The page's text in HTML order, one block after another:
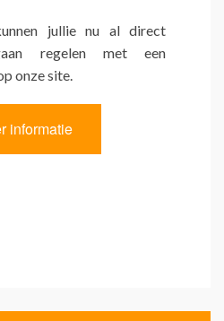
jullie nu al direct
regelen met een
onze site.
informatie